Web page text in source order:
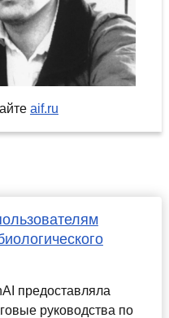
aif.ru
предоставляла
руководства по